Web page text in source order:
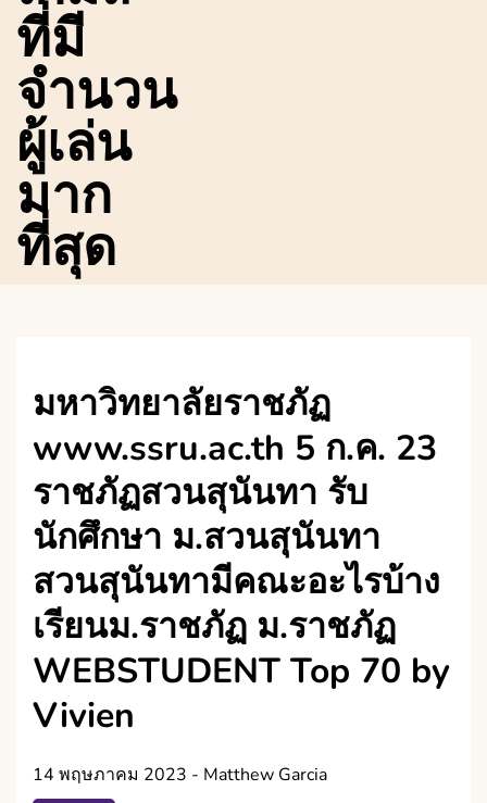
ที่มี
จำนวน
ผู้เล่น
มาก
ที่สุด
มหาวิทยาลัยราชภัฏ
www.ssru.ac.th 5 ก.ค. 23
ราชภัฏสวนสุนันทา รับ
นักศึกษา ม.สวนสุนันทา
สวนสุนันทามีคณะอะไรบ้าง
เรียนม.ราชภัฏ ม.ราชภัฏ
WEBSTUDENT Top 70 by
Vivien
14 พฤษภาคม 2023 - Matthew Garcia